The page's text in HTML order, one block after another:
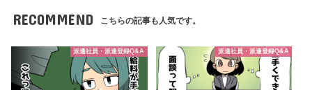
RECOMMEND こちらの記事も人気です。
派遣社員・派遣登録Q&A 派遣社員・派遣登録Q&A